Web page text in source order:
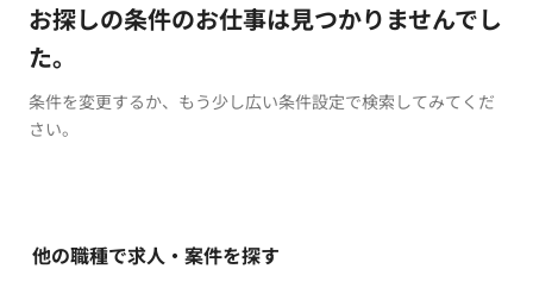
お探しの条件のお仕事は見つかりませんでし
た。
条件を変更するか、もう少し広い条件設定で検索してみてくだ
さい。
他の職種で求人・案件を探す